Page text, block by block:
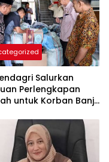
Salurkan
Perlengkapan
untuk Korban Banjir